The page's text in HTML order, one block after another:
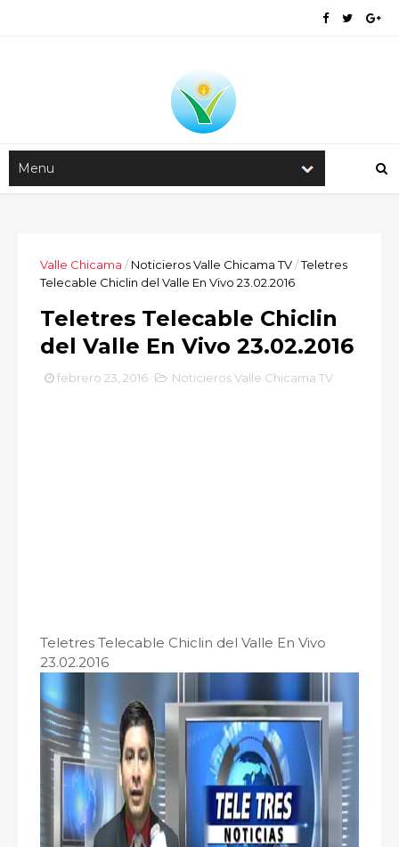
Valle Chicama / Noticieros Valle Chicama TV/Teletres
Telecable Chiclin del Valle En Vivo 23.02.2016
Teletres Telecable Chiclin
del Valle En Vivo 23.02.2016
febrero 23, 2016 Noticieros Valle Chicama TV
Teletres Telecable Chiclin del Valle En Vivo
23.02.2016